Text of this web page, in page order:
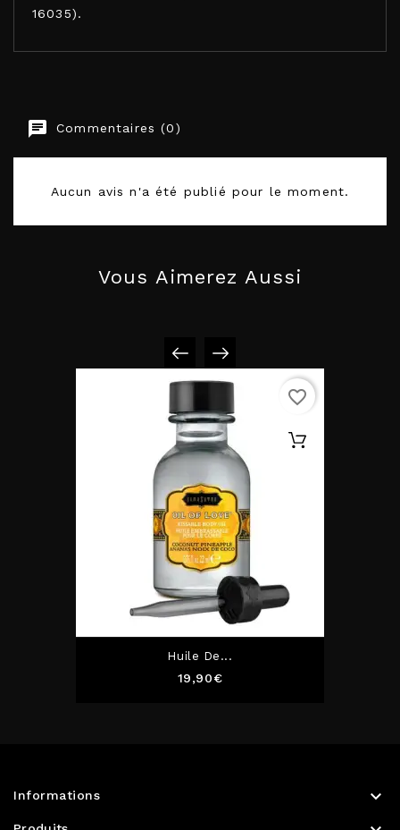
16035).
Commentaires (0)
Aucun avis n'a été publié pour le moment.
Vous Aimerez Aussi
Huile De...
19,90€Prix
favorite_border
Informations 